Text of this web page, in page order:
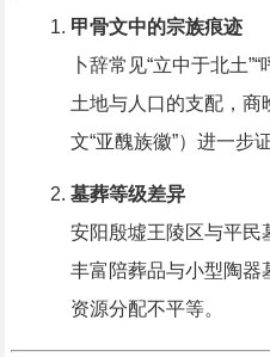
甲骨文中的宗族痕迹
卜辞常见“立中于北土
土地与人口的支配，商
文“亚醜族徽”）进一步
墓葬等级差异
安阳殷墟王陵区与平民
丰富陪葬品与小型陶器
资源分配不平等。